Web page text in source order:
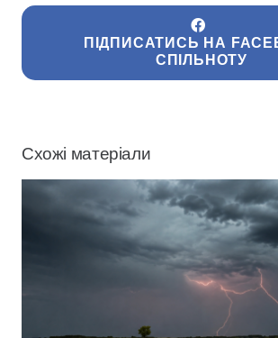
ПІДПИСАТИСЬ НА
СПІЛЬНОТУ
Схожі матеріали